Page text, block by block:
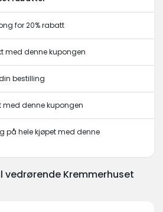
for 20% rabatt
med denne kupongen
bestilling
med denne kupongen
på hele kjøpet med denne
Kremmerhuset